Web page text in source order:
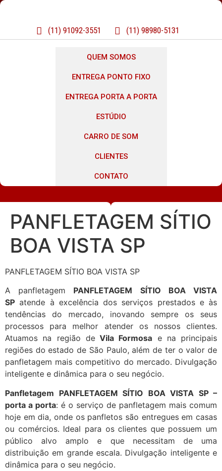
(11) 91092-3551 (11) 98980-5131
QUEM SOMOS
ENTREGA PONTO FIXO
ENTREGA PORTA A PORTA
ESTÚDIO
CARRO DE SOM
CLIENTES
CONTATO
PANFLETAGEM SÍTIO
BOA VISTA SP
PANFLETAGEM SÍTIO BOA VISTA SP
A panfletagem PANFLETAGEM SÍTIO BOA VISTA
SP atende à excelência dos serviços prestados e às
tendências do mercado, inovando sempre os seus
processos para melhor atender os nossos clientes.
Atuamos na região deVila Formosa e na principais
regiões do estado de São Paulo, além de ter o valor de
panfletagem mais competitivo do mercado. Divulgação
inteligente e dinâmica para o seu negócio.
Panfletagem PANFLETAGEM SÍTIO BOA VISTA SP –
porta a porta: é o serviço de panfletagem mais comum
hoje em dia, onde os panfletos são entregues em casas
ou comércios. Ideal para os clientes que possuem um
público alvo amplo e que necessitam de uma
distribuição em grande escala. Divulgação inteligente e
dinâmica para o seu negócio.